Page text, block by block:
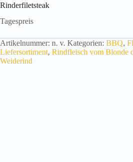
Rinderfiletsteak
Tagespreis
Artikelnummer: n. v. Kategorien: BBQ,
Liefersortiment, Rindfleisch vom Blonde
Weiderind